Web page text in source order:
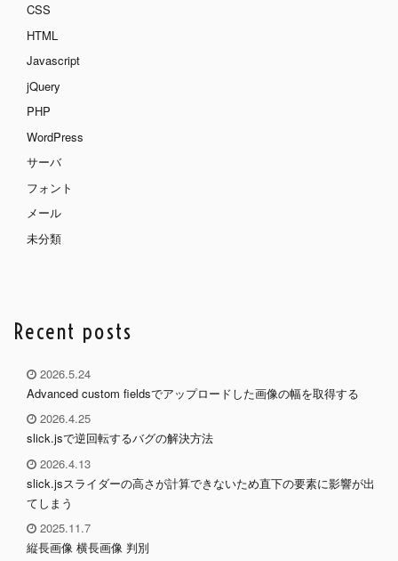
CSS
HTML
Javascript
jQuery
PHP
WordPress
サーバ
フォント
メール
未分類
Recent posts
2026.5.24
Advanced custom fieldsでアップロードした画像の幅を取得する
2026.4.25
slick.jsで逆回転するバグの解決方法
2026.4.13
slick.jsスライダーの高さが計算できないため直下の要素に影響が出
てしまう
2025.11.7
縦長画像 横長画像 判別